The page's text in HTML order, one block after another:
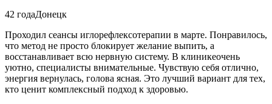
42 годаДонецк
Проходил сеансы иглорефлексотерапии в марте. Понравилось,
что метод не просто блокирует желание выпить, а
восстанавливает всю нервную систему. В клиникеочень
уютно, специалисты внимательные. Чувствую себя отлично,
энергия вернулась, голова ясная. Это лучший вариант для тех,
кто ценит комплексный подход к здоровью.